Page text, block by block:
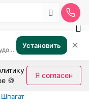
Откройте в приложении — быстрее и удобнее Установить ✕
🍪
Я согласен
Шпагат